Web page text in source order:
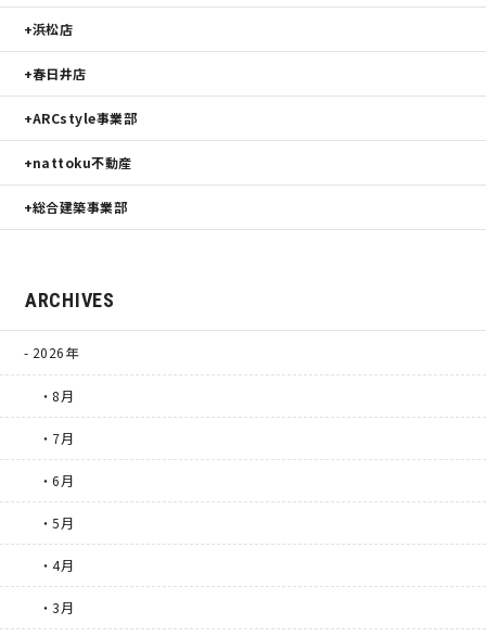
浜松店
春日井店
ARCstyle事業部
nattoku不動産
総合建築事業部
ARCHIVES
2026年
・8月
・7月
・6月
・5月
・4月
・3月